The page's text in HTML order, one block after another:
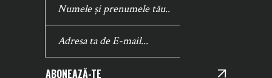
ABONEAZĂ-TE